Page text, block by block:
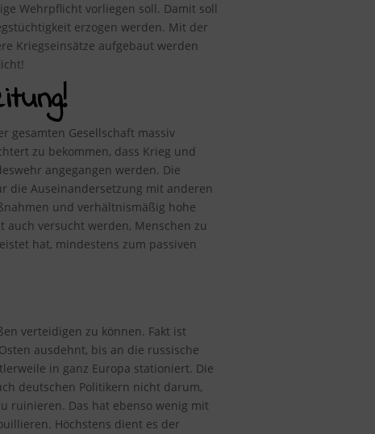
Wehrpflicht vorliegen soll. Damit soll
erzogen werden. Mit der
Kriegseinsätze aufgebaut werden
gesamten Gesellschaft massiv
zu bekommen, dass Krieg und
angegangen werden. Die
die Auseinandersetzung mit anderen
und verhältnismäßig hohe
versucht werden, Menschen zu
hat, mindestens zum passiven
verteidigen zu können. Fakt ist
ausdehnt, bis an die russische
in ganz Europa stationiert. Die
deutschen Politikern nicht darum,
ruinieren. Das hat ebenso wenig mit
Höchstens dient es der